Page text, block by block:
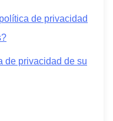
de privacidad
de privacidad de su